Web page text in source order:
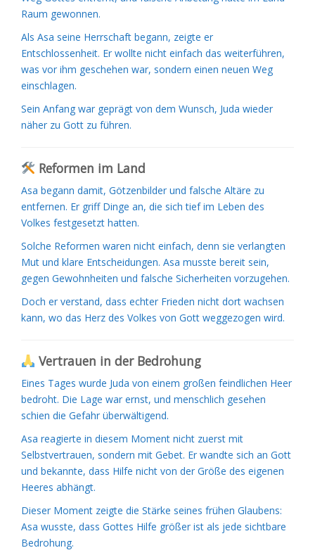
Raum gewonnen.
Als Asa seine Herrschaft begann, zeigte er
Entschlossenheit. Er wollte nicht einfach das weiterführen,
was vor ihm geschehen war, sondern einen neuen Weg
einschlagen.
Sein Anfang war geprägt von dem Wunsch, Juda wieder
näher zu Gott zu führen.
Reformen im Land
Asa begann damit, Götzenbilder und falsche Altäre zu
entfernen. Er griff Dinge an, die sich tief im Leben des
Volkes festgesetzt hatten.
Solche Reformen waren nicht einfach, denn sie verlangten
Mut und klare Entscheidungen. Asa musste bereit sein,
gegen Gewohnheiten und falsche Sicherheiten vorzugehen.
Doch er verstand, dass echter Frieden nicht dort wachsen
kann, wo das Herz des Volkes von Gott weggezogen wird.
Vertrauen in der Bedrohung
Eines Tages wurde Juda von einem großen feindlichen Heer
bedroht. Die Lage war ernst, und menschlich gesehen
schien die Gefahr überwältigend.
Asa reagierte in diesem Moment nicht zuerst mit
Selbstvertrauen, sondern mit Gebet. Er wandte sich an Gott
und bekannte, dass Hilfe nicht von der Größe des eigenen
Heeres abhängt.
Dieser Moment zeigte die Stärke seines frühen Glaubens:
Asa wusste, dass Gottes Hilfe größer ist als jede sichtbare
Bedrohung.